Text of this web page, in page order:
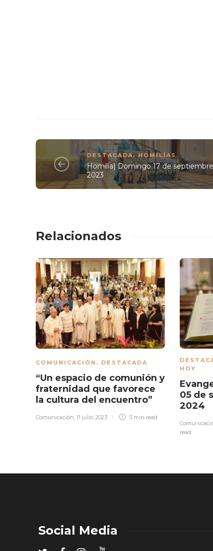
DESTACADA,HOMILÍAS
Homilía| Domingo 17 de septiembre
2023
Relacionados
COMUNICACIÓN , DESTACADA
“Un espacio de comunión y
fraternidad que favorece
la cultura del encuentro”
Comunicación, 11 julio, 2023 3 min read
HOY
05 de
2024
read
Social Media